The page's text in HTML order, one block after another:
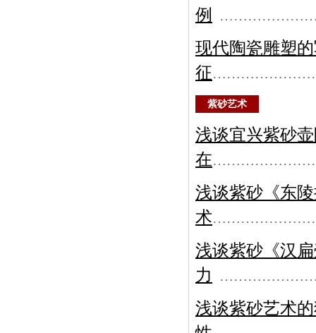
例
现代陶瓷雕塑
征
紫砂艺术
浅谈宜兴紫砂
在
浅谈紫砂《东
术
浅谈紫砂《汉
力
浅谈紫砂艺术